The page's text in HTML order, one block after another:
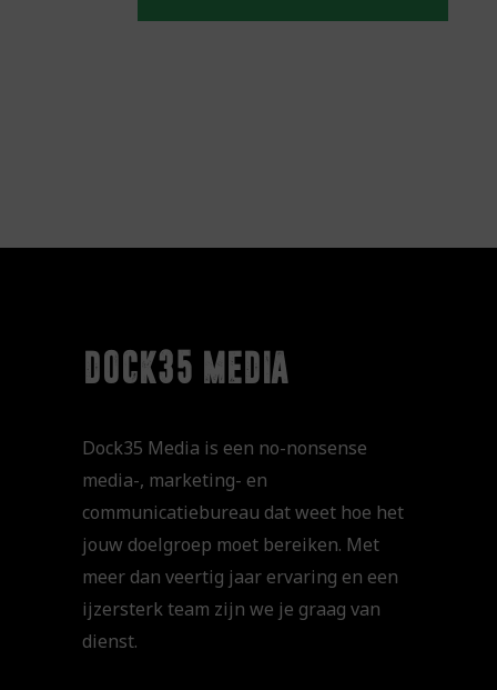
dock35 media
Dock35 Media is een no-nonsense
media-, marketing- en
communicatiebureau dat weet hoe het
jouw doelgroep moet bereiken. Met
meer dan veertig jaar ervaring en een
ijzersterk team zijn we je graag van
dienst.